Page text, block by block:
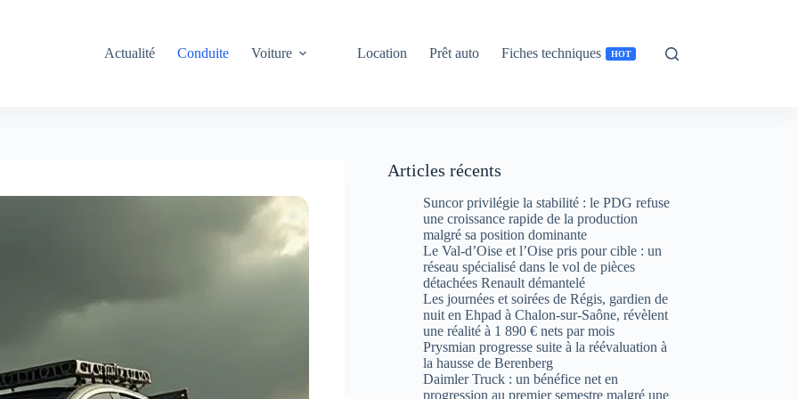
Actualité Conduite Voiture Location Prêt auto Fiches techniques HOT
Articles récents
Suncor privilégie la stabilité : le PDG refuse
une croissance rapide de la production
malgré sa position dominante
Le Val-d’Oise et l’Oise pris pour cible : un
réseau spécialisé dans le vol de pièces
détachées Renault démantelé
Les journées et soirées de Régis, gardien de
nuit en Ehpad à Chalon-sur-Saône, révèlent
une réalité à 1 890 € nets par mois
Prysmian progresse suite à la réévaluation à
la hausse de Berenberg
Daimler Truck : un bénéfice net en
progression au premier semestre malgré une